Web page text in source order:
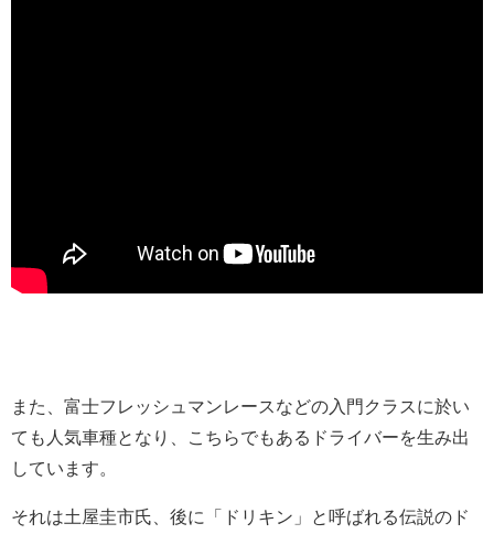
また、富士フレッシュマンレースなどの入門クラスに於い
ても人気車種となり、こちらでもあるドライバーを生み出
しています。
それは土屋圭市氏、後に「ドリキン」と呼ばれる伝説のド